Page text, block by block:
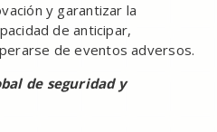
y garantizar la
de anticipar,
de eventos adversos.
de seguridad y